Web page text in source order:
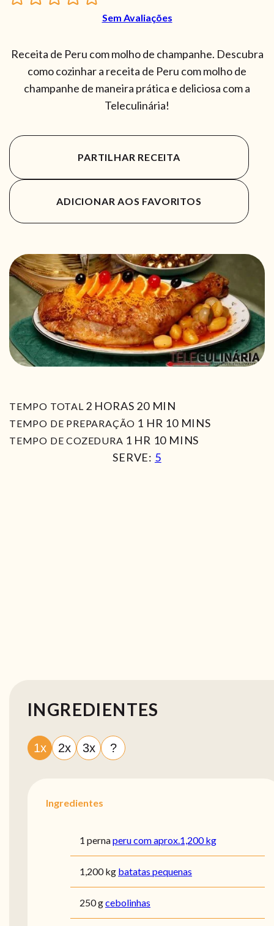
Sem Avaliações
Receita de Peru com molho de champanhe. Descubra
como cozinhar a receita de Peru com molho de
champanhe de maneira prática e deliciosa com a
Teleculinária!
PARTILHAR RECEITA
ADICIONAR AOS FAVORITOS
TEMPO TOTAL 2HORAS
HORAS 20MIN
MIN
TEMPO DE PREPARAÇÃO 1 HORA
HR 10MIN
MINS
TEMPO DE COZEDURA 1 HORA
HR 10MIN
MINS
SERVE: 5
INGREDIENTES
1x 2x 3x ?
Ingredientes
1 pernaperu com aprox.1,200 kg
1,200 kg batatas pequenas
250 gcebolinhas